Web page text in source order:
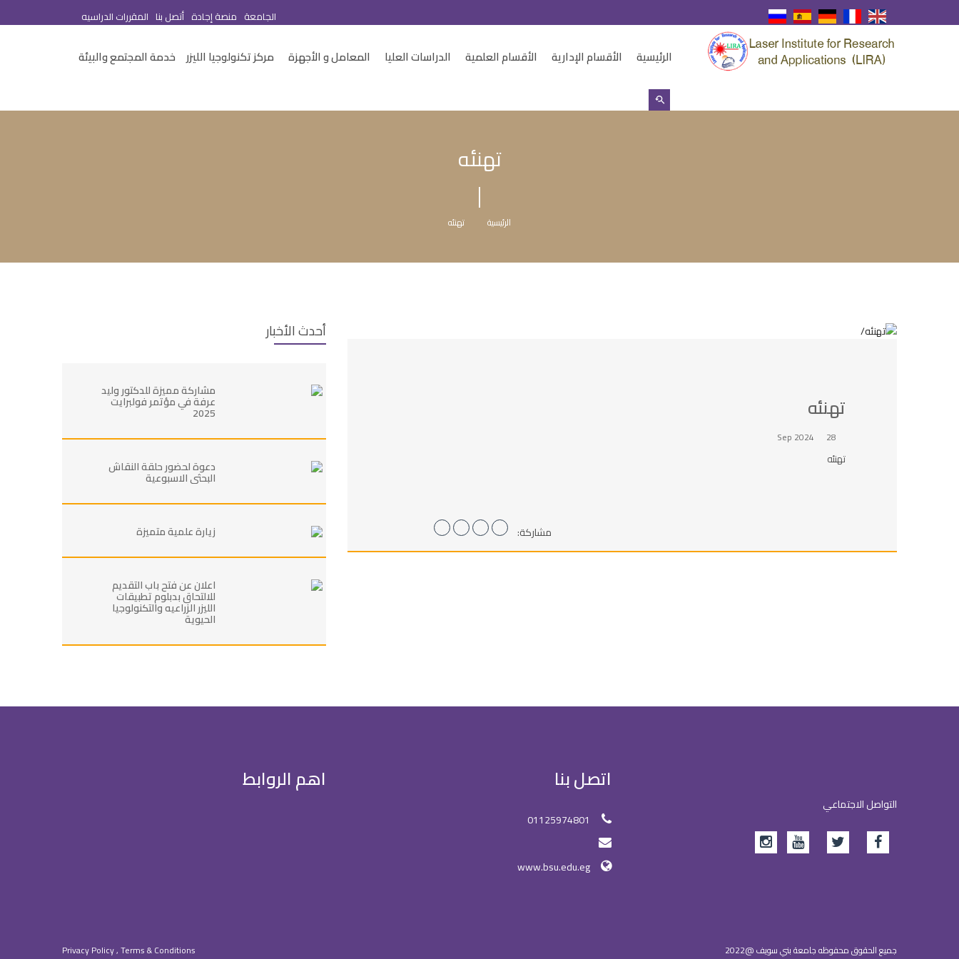
الجامعة منصة إجادة أتصل بنا المقررات الدراسيه
الرئيسية الأقسام الإدارية الأقسام العلمية الدراسات العليا المعامل و الأجهزة مركز تكنولوجيا الليزر خدمة المجتمع والبيئة
تهنئه
الرئيسية تهنئه
تهنئه
28 Sep 2024
تهنئه
مشاركة:
أحدث الأخبار
مشاركة مميزة للدكتور وليد
عرفة في مؤتمر فولبرايت
2025
دعوة لحضور حلقة النقاش
البحثي الاسبوعية
زيارة علمية متميزة
اعلان عن فتح باب التقديم
للالتحاق بدبلوم تطبيقات
الليزر الزراعيه والتكنولوجيا
الحيوية
التواصل الاجتماعي
اتصل بنا
01125974801
www.bsu.edu.eg
اهم الروابط
جميع الحقوق محفوظه جامعة بني سويف @2022 Privacy Policy , Terms & Conditions